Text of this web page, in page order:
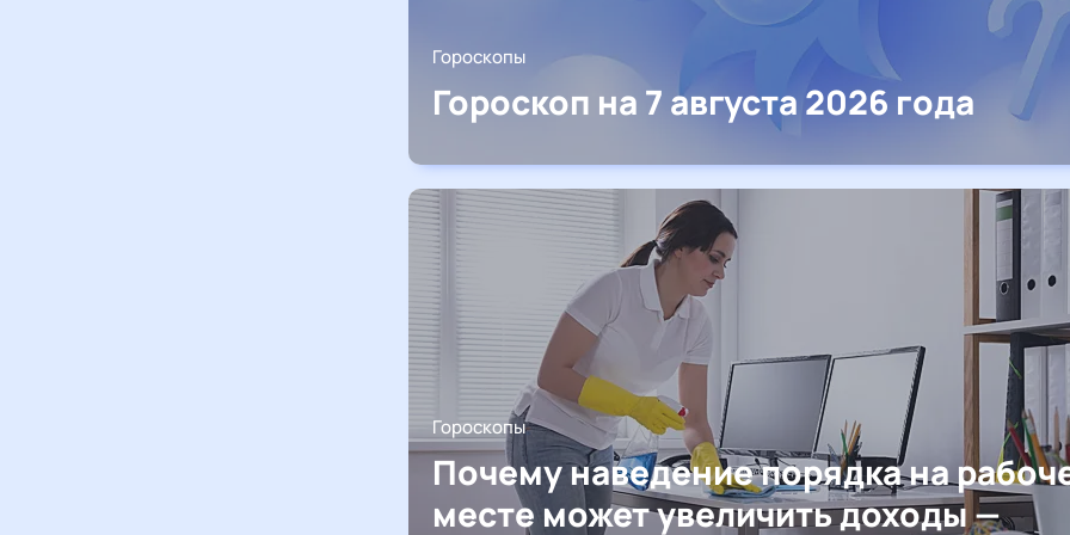
Гороскопы
Гороскоп на 7 августа 2026 года
Гороскопы
Почему наведение порядка на
месте может увеличить доходы —